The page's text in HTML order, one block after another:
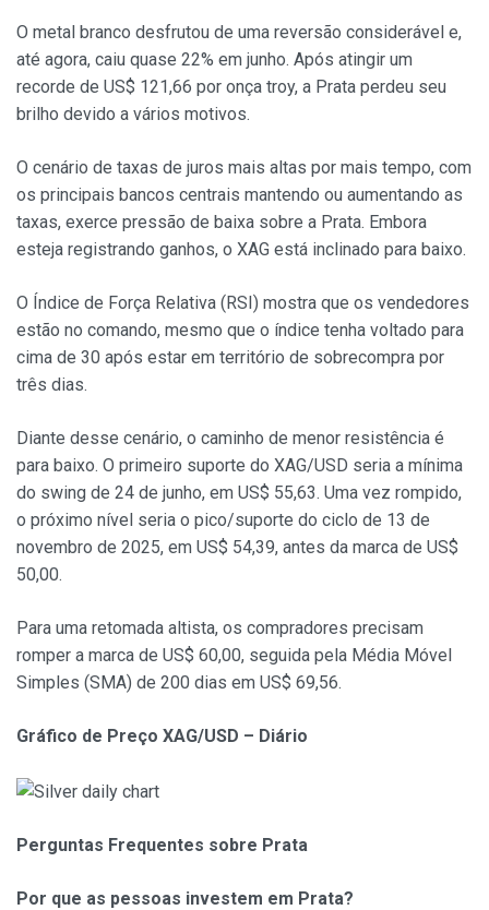
O metal branco desfrutou de uma reversão considerável e,
até agora, caiu quase 22% em junho. Após atingir um
recorde de US$ 121,66 por onça troy, a Prata perdeu seu
brilho devido a vários motivos.
O cenário de taxas de juros mais altas por mais tempo, com
os principais bancos centrais mantendo ou aumentando as
taxas, exerce pressão de baixa sobre a Prata. Embora
esteja registrando ganhos, o XAG está inclinado para baixo.
O Índice de Força Relativa (RSI) mostra que os vendedores
estão no comando, mesmo que o índice tenha voltado para
cima de 30 após estar em território de sobrecompra por
três dias.
Diante desse cenário, o caminho de menor resistência é
para baixo. O primeiro suporte do XAG/USD seria a mínima
do swing de 24 de junho, em US$ 55,63. Uma vez rompido,
o próximo nível seria o pico/suporte do ciclo de 13 de
novembro de 2025, em US$ 54,39, antes da marca de US$
50,00.
Para uma retomada altista, os compradores precisam
romper a marca de US$ 60,00, seguida pela Média Móvel
Simples (SMA) de 200 dias em US$ 69,56.
Gráfico de Preço XAG/USD – Diário
Perguntas Frequentes sobre Prata
Por que as pessoas investem em Prata?